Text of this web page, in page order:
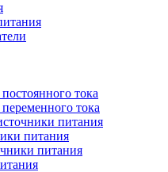
тока
тока
питания
питания
питания